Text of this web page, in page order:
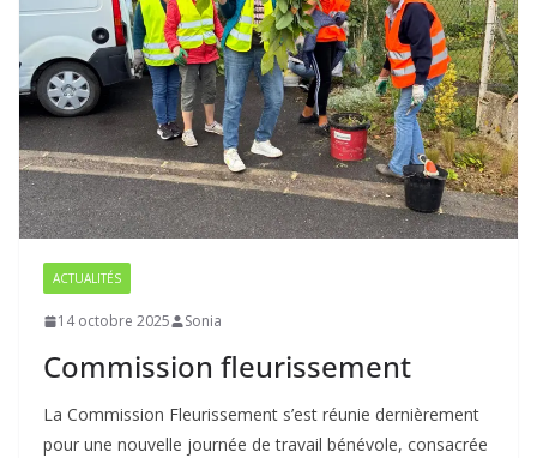
ACTUALITÉS
14 octobre 2025 Sonia
Commission fleurissement
La Commission Fleurissement s’est réunie dernièrement
pour une nouvelle journée de travail bénévole, consacrée